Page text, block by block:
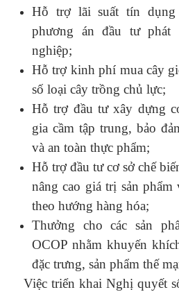
Hỗ trợ lãi suất tín
phương án đầu tư phát
nghiệp;
Hỗ trợ kinh phí mua cây
số loại cây trồng chủ lực;
Hỗ trợ đầu tư xây dựng
gia cầm tập trung, bảo
và an toàn thực phẩm;
Hỗ trợ đầu tư cơ sở chế
nâng cao giá trị sản phẩm
theo hướng hàng hóa;
Thưởng cho các sản
OCOP nhằm khuyến
đặc trưng, sản phẩm thế
Việc triển khai Nghị quyết